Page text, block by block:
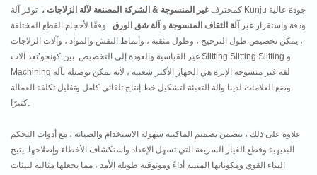
كمحترفغير المنسوجة & الشركة المصنعة لآلة الزلاجات ، توفر آلة Kunju جودة عالية
ودقة واستقرار غير
آلة الثقاف المنسوجة و آلة شق الورق
وفقًا لأحجام القطع المختلفة
، يمكن تخصيص طول الترجيح ، وطول مثقبة ، وأنماط النقش والمواد ، وآلات الزلاجات
غير القياسية والعودة إلى التخصيص بين كونجو’تعد آلات Slitting Slitting Slitting و
Machining لفة غير منسوجة الإبرة هي الجهاز الأكثر شعبية ، لأنه يمكن توصيله بآلة
وضع العلامات لدينا وآلة التعبئة لتشكيل خط إنتاج تلقائي كامل وتقليل تكلفة العمالة
كثيرًا.
علاوة على ذلك ، يتضمن تصميم الماكينة سهولة الاستخدام والصيانة ، مع أدوات التحكم
البديهية وقطع الغيار السريعة التي تسهل الإعداد واستكشاف الأخطاء وإصلاحها. يتيح
البناء القوي ومكوناتها المتينة أداءً وموثوقية طويلة الأمد ، مما يجعلها مثالية لبيئات